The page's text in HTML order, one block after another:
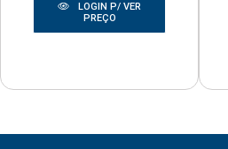
LOGIN P/ VER
PREÇO